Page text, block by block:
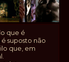
que é
suposto não
que, em